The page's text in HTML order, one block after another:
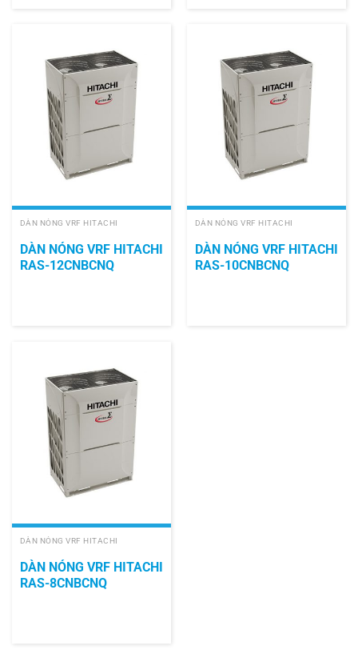
DÀN NÓNG VRF HITACHI
DÀN NÓNG VRF HITACHI
RAS-12CNBCNQ
DÀN NÓNG VRF HITACHI
DÀN NÓNG VRF HITACHI
RAS-10CNBCNQ
DÀN NÓNG VRF HITACHI
DÀN NÓNG VRF HITACHI
RAS-8CNBCNQ